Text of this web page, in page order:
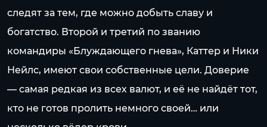
следят за тем, где можно добыть славу и
богатство. Второй и третий по званию
командиры «Блуждающего гнева», Каттер и Ники
Нейлс, имеют свои собственные цели. Доверие
— самая редкая из всех валют, и её не найдёт тот,
кто не готов пролить немного своей… или